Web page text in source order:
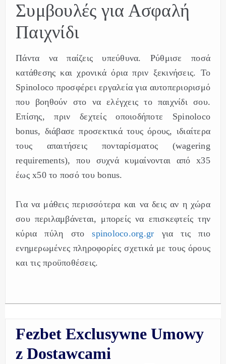
Συμβουλές για Ασφαλή
Παιχνίδι
Πάντα να παίζεις υπεύθυνα. Ρύθμισε ποσά
κατάθεσης και χρονικά όρια πριν ξεκινήσεις. Το
Spinoloco προσφέρει εργαλεία για αυτοπεριορισμό
που βοηθούν στο να ελέγχεις το παιχνίδι σου.
Επίσης, πριν δεχτείς οποιοδήποτε Spinoloco
bonus, διάβασε προσεκτικά τους όρους, ιδιαίτερα
τους απαιτήσεις πονταρίσματος (wagering
requirements), που συχνά κυμαίνονται από x35
έως x50 το ποσό του bonus.
Για να μάθεις περισσότερα και να δεις αν η χώρα
σου περιλαμβάνεται, μπορείς να επισκεφτείς την
κύρια πύλη στοspinoloco.org.gr για τις πιο
ενημερωμένες πληροφορίες σχετικά με τους όρους
και τις προϋποθέσεις.
Fezbet Exclusywne Umowy
z Dostawcami